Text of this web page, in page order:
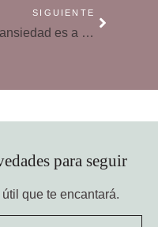
SIGUIENTE
La ansiedad es a la mente lo que la fiebre al cuerpo
para seguir
que te encantará.